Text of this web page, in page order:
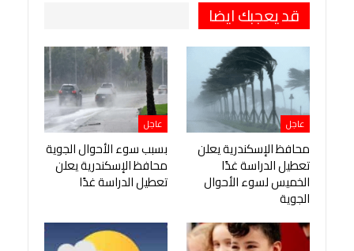
قد يعجبك ايضا
عاجل
محافظ الإسكندرية يعلن
تعطيل الدراسة غدًا
الخميس لسوء الأحوال
الجوية
عاجل
بسبب سوء الأحوال الجوية
محافظ الإسكندرية يعلن
تعطيل الدراسة غدًا